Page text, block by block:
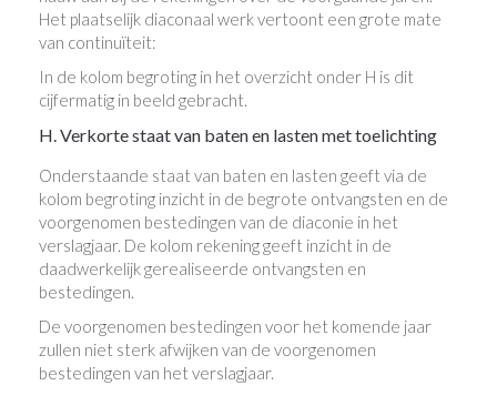
Het plaatselijk diaconaal werk vertoont een grote mate
van continuïteit:
In de kolom begroting in het overzicht onder H is dit
cijfermatig in beeld gebracht.
H. Verkorte staat van baten en lasten met toelichting
Onderstaande staat van baten en lasten geeft via de
kolom begroting inzicht in de begrote ontvangsten en de
voorgenomen bestedingen van de diaconie in het
verslagjaar. De kolom rekening geeft inzicht in de
daadwerkelijk gerealiseerde ontvangsten en
bestedingen.
De voorgenomen bestedingen voor het komende jaar
zullen niet sterk afwijken van de voorgenomen
bestedingen van het verslagjaar.